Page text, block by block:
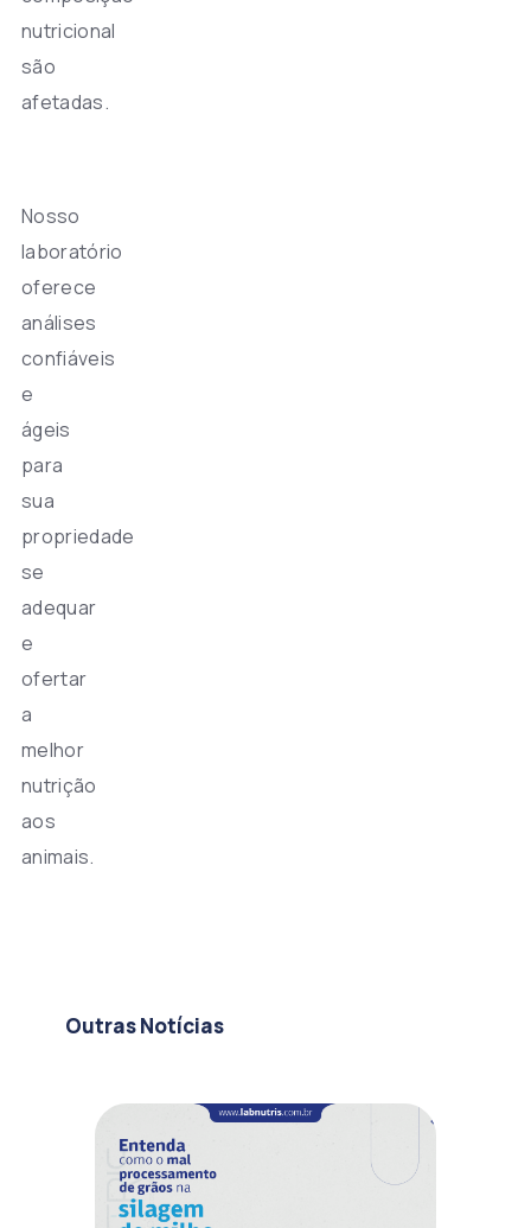
nutricional
são
afetadas.
Nosso
laboratório
oferece
análises
confiáveis
e
ágeis
para
sua
propriedade
se
adequar
e
ofertar
a
melhor
nutrição
aos
animais.
Outras Notícias